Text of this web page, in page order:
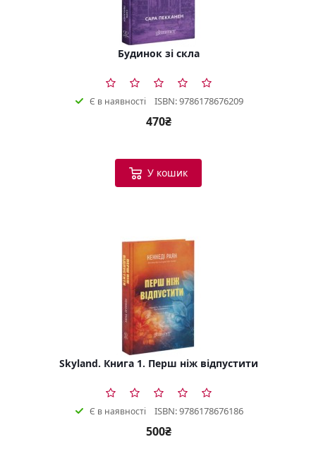
Будинок зі скла
Є в наявності ISBN: 9786178676209
470₴
У кошик
Skyland. Книга 1. Перш ніж відпустити
Є в наявності ISBN: 9786178676186
500₴